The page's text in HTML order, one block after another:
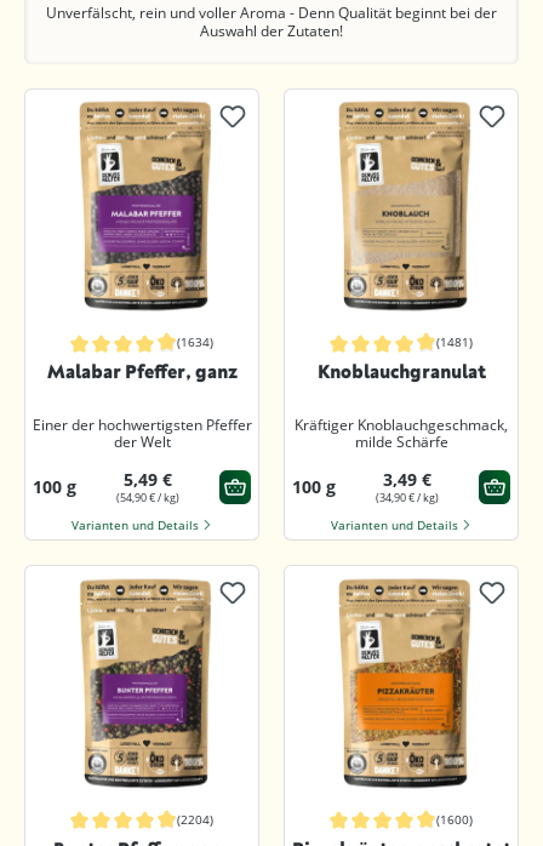
Unverfälscht, rein und voller Aroma - Denn Qualität beginnt bei der
Auswahl der Zutaten!
Durchschnittliche Bewertung von 4.9 von 5 Sternen
(1634)
Malabar Pfeffer, ganz
Einer der hochwertigsten Pfeffer
der Welt
100 g 5,49 €
(54,90 € / kg)
Varianten und Details
Durchschnittliche Bewertung von
(1481)
Knoblauchgranulat
Kräftiger Knoblauchgeschmack,
milde Schärfe
100 g 3,49 €
(34,90 € / kg)
Varianten und Details
Durchschnittliche Bewertung von 4.9 von 5 Sternen
(2204)
Durchschnittliche Bewertung von
(1600)